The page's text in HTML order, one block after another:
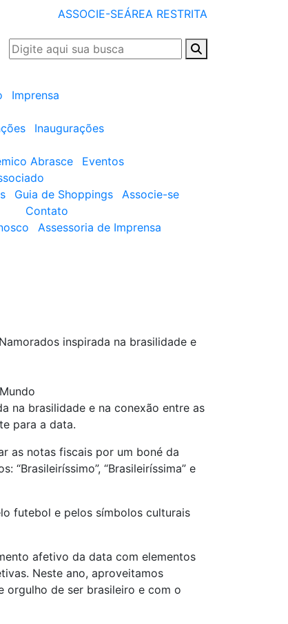
ASSOCIE-SEÁREA RESTRITA
Imprensa
Inaugurações
Abrasce
Eventos
Guia de Shoppings
Associe-se
Contato
Assessoria de Imprensa
inspirada na brasilidade e
na brasilidade e na conexão entre as
para a data.
as notas fiscais por um boné da
“Brasileiríssima” e
futebol e pelos símbolos culturais
afetivo da data com elementos
Neste ano, aproveitamos
orgulho de ser brasileiro e com o